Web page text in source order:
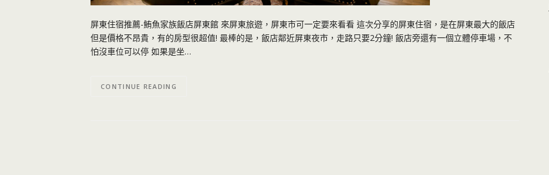
屏東住宿推薦-鮪魚家族飯店屏東館 來屏東旅遊，屏東市可一定要來看看 這次分享的屏東住宿，是在屏東最大的飯店
但是價格不昂貴，有的房型很超值! 最棒的是，飯店鄰近屏東夜市，走路只要2分鐘! 飯店旁還有一個立體停車場，不
怕沒車位可以停 如果是坐…
CONTINUE READING